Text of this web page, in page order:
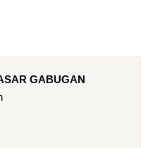
GABUGAN